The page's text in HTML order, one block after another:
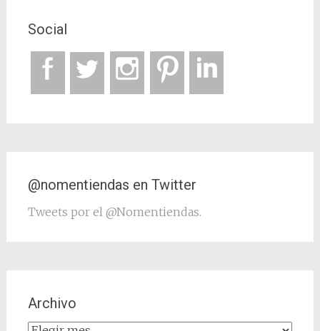
Social
@nomentiendas en Twitter
Tweets por el @Nomentiendas.
Archivo